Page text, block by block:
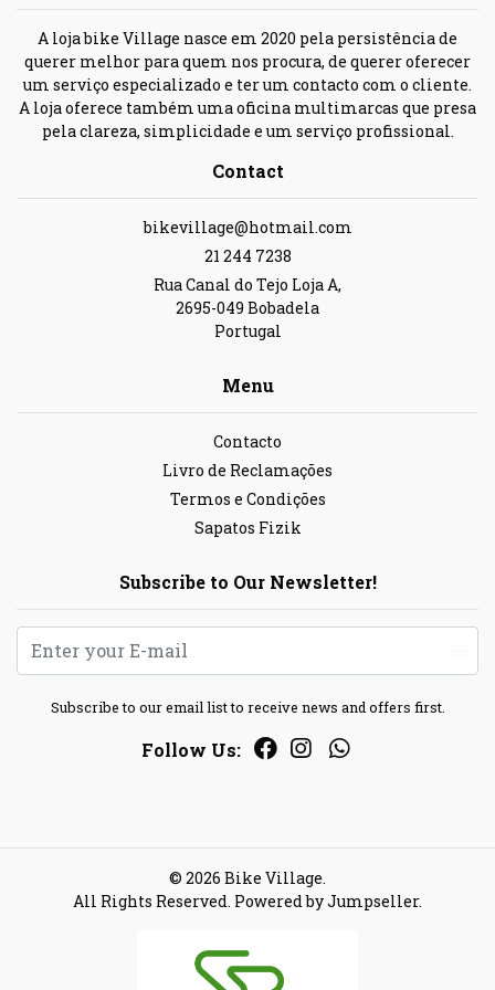
A loja bike Village nasce em 2020 pela persistência de
querer melhor para quem nos procura, de querer oferecer
um serviço especializado e ter um contacto com o cliente.
A loja oferece também uma oficina multimarcas que presa
pela clareza, simplicidade e um serviço profissional.
Contact
bikevillage@hotmail.com
21 244 7238
Rua Canal do Tejo Loja A,
2695-049 Bobadela
Portugal
Menu
Contacto
Livro de Reclamações
Termos e Condições
Sapatos Fizik
Subscribe to Our Newsletter!
Subscribe to our email list to receive news and offers first.
Follow Us:
© 2026 Bike Village.
All Rights Reserved. Powered by Jumpseller.